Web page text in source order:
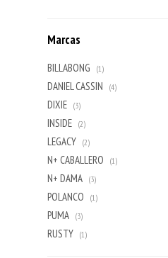
Marcas
BILLABONG (1)
DANIEL CASSIN (4)
DIXIE (3)
INSIDE (2)
LEGACY (2)
N+ CABALLERO (1)
N+ DAMA (3)
POLANCO (1)
PUMA (3)
RUSTY (1)